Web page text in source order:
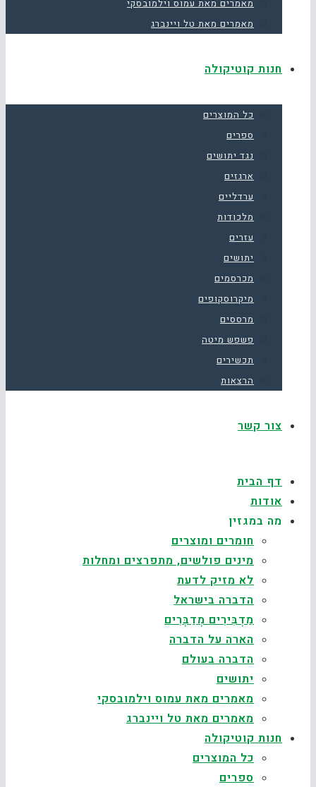
מאמרים מאת עמוס וילמובסקי
מאמרים מאת טל ויינברג
חנות קוטיקולה
כל המוצרים
ספרים
נגד יתושים
ארגזים
ערדליים
מלכודות
עזרים
יתושים
מכרסמים
מיקרוסקופים
מרססים
פשפש מיטה
תכשירים
הרצאות
צור קשר
דף הבית
אודות
מה במגזין
חומרים ומוצרים
מינים פולשים, מתפרצים ומחלות
לא מזיק לדעת
הדברה בישראל
מַדְבִּירִים מְדַבְּרִים
הארה על הדברה
הדברה בעולם
יתושים
מאמרים מאת עמוס וילמובסקי
מאמרים מאת טל ויינברג
חנות קוטיקולה
כל המוצרים
ספרים